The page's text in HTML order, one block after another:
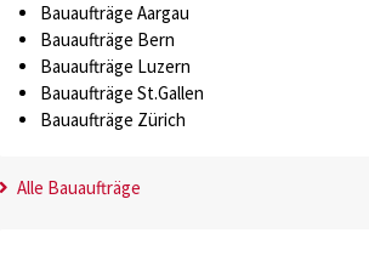
Bauaufträge Aargau
Bauaufträge Bern
Bauaufträge Luzern
Bauaufträge St.Gallen
Bauaufträge Zürich
Alle Bauaufträge